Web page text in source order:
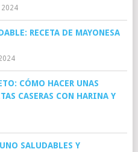
2024
RECETA DE MAYONESA
CÓMO HACER UNAS
CASERAS CON HARINA Y
SALUDABLES Y